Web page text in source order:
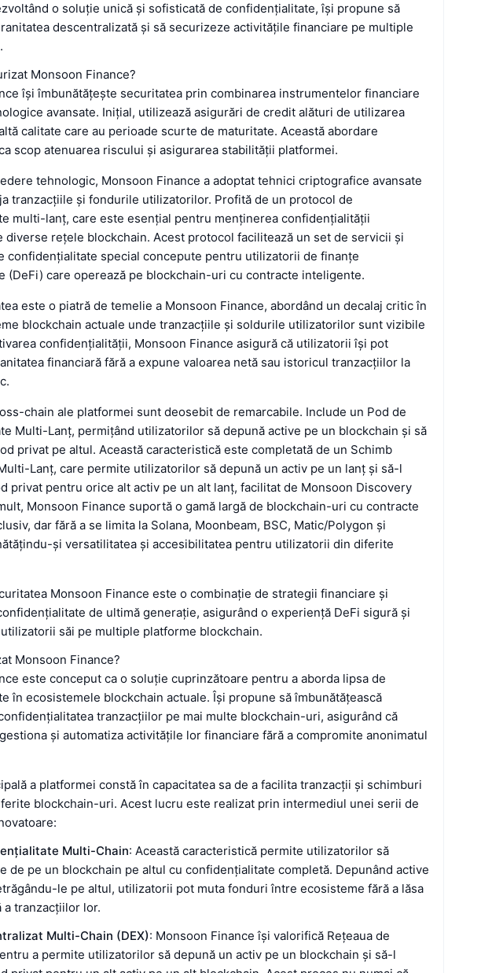
o soluție unică și sofisticată de confidențialitate, își propune să
descentralizată și să securizeze activitățile financiare pe multiple
Monsoon Finance?
își îmbunătățește securitatea prin combinarea instrumentelor financiare
avansate. Inițial, utilizează asigurări de credit alături de utilizarea
calitate care au perioade scurte de maturitate. Această abordare
scop atenuarea riscului și asigurarea stabilității platformei.
tehnologic, Monsoon Finance a adoptat tehnici criptografice avansate
tranzacțiile și fondurile utilizatorilor. Profită de un protocol de
multi-lanț, care este esențial pentru menținerea confidențialității
diverse rețele blockchain. Acest protocol facilitează un set de servicii și
confidențialitate special concepute pentru utilizatorii de finanțe
(DeFi) care operează pe blockchain-uri cu contracte inteligente.
este o piatră de temelie a Monsoon Finance, abordând un decalaj critic în
blockchain actuale unde tranzacțiile și soldurile utilizatorilor sunt vizibile
confidențialității, Monsoon Finance asigură că utilizatorii își pot
financiară fără a expune valoarea netă sau istoricul tranzacțiilor la
chain ale platformei sunt deosebit de remarcabile. Include un Pod de
Multi-Lanț, permițând utilizatorilor să depună active pe un blockchain și să
privat pe altul. Această caracteristică este completată de un Schimb
Lanț, care permite utilizatorilor să depună un activ pe un lanț și să-l
privat pentru orice alt activ pe un alt lanț, facilitat de Monsoon Discovery
Monsoon Finance suportă o gamă largă de blockchain-uri cu contracte
dar fără a se limita la Solana, Moonbeam, BSC, Matic/Polygon și
și versatilitatea și accesibilitatea pentru utilizatorii din diferite
Monsoon Finance este o combinație de strategii financiare și
de ultimă generație, asigurând o experiență DeFi sigură și
săi pe multiple platforme blockchain.
Monsoon Finance?
este conceput ca o soluție cuprinzătoare pentru a aborda lipsa de
în ecosistemele blockchain actuale. Își propune să îmbunătățească
tranzacțiilor pe mai multe blockchain-uri, asigurând că
și automatiza activitățile lor financiare fără a compromite anonimatul
a platformei constă în capacitatea sa de a facilita tranzacții și schimburi
blockchain-uri. Acest lucru este realizat prin intermediul unei serii de
Multi-Chain: Această caracteristică permite utilizatorilor să
de pe un blockchain pe altul cu confidențialitate completă. Depunând active
le pe altul, utilizatorii pot muta fonduri între ecosisteme fără a lăsa
a tranzacțiilor lor.
Multi-Chain (DEX): Monsoon Finance își valorifică Rețeaua de
a permite utilizatorilor să depună un activ pe un blockchain și să-l